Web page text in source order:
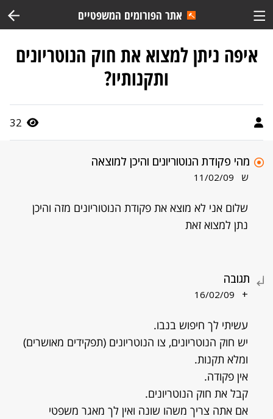
אתר הפורומים המשפטיים
איפה ניתן למצוא את חוק הנוטריונים
ותקנותיו?
32
מהי פקודת הנוטוריונים והיכן למוצאה
ש 11/02/09
שלום אני לא מוצא את פקודת הנוטוריונים מזה והיכן
נתן למצוא זאת
תגובה
+
16/02/09
עשיתי לך חיפוש בנבו.
יש חוק הנוטריונים, צו הנוטריונים (תפקידים מאושרים)
ומלא תקנות.
אין פקודה.
קבל את חוק הנוטריונים.
אם אתה צריך משהו שונה ואין לך מאגר משפטי